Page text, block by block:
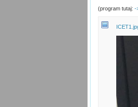
(program tutaj: -